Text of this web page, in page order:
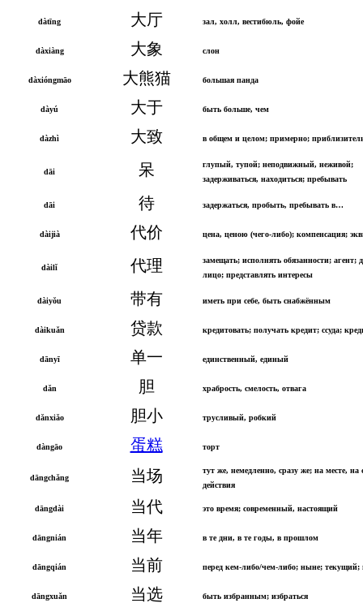
dàtīng 大厅 зал, холл, вестибюль, фойе
dàxiàng 大象 слон
dàxióngmāo 大熊猫 большая панда
dàyú 大于 быть больше, чем
dàzhì 大致 в общем и целом; примерно;
dāi 呆
глупый, тупой; неподвижный, неживой;
задерживаться, находиться; пребывать
dāi 待 задержаться, пробыть, пребывать в…
dàijià 代价 цена, ценою (чего-либо); компенсация;
dàilǐ 代理
замещать; исполнять обязанности; агент;
лицо; представлять интересы
dàiyǒu 带有 иметь при себе, быть снабжённым
dàikuǎn 贷款 кредитовать; получать кредит; ссуда;
dānyī 单一 единственный, единый
dǎn 胆 храбрость, смелость, отвага
dǎnxiǎo 胆小 трусливый, робкий
dàngāo 蛋糕 торт
dāngchǎng 当场
тут же, немедленно, сразу же; на месте, на
действия
dāngdài 当代 это время; современный, настоящий
dāngnián 当年 в те дни, в те годы, в прошлом
dāngqián 当前 перед кем-либо/чем-либо; ныне; текущий;
dāngxuǎn 当选 быть избранным; избраться